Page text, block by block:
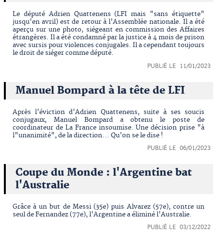
Le député Adrien Quattenens (LFI mais "sans étiquette"
jusqu'en avril) est de retour à l'Assemblée nationale. Il a été
aperçu sur une photo, siégeant en commission des Affaires
étrangères. Il a été condamné par la justice à 4 mois de prison
avec sursis pour violences conjugales. Il a cependant toujours
le droit de siéger comme député.
PUBLIÉ LE 11/01/2023
Manuel Bompard à la tête de LFI
Après l'éviction d'Adrien Quattenens, suite à ses soucis
conjugaux, Manuel Bompard a obtenu le poste de
coordinateur de La France insoumise. Une décision prise "à
l"unanimité", de la direction... Qu'on se le dise !
PUBLIÉ LE 06/01/2023
Coupe du Monde : l'Argentine bat
l'Australie
Grâce à un but de Messi (35e) puis Alvarez (57e), contre un
seul de Fernandez (77e), l'Argentine a éliminé l'Australie.
PUBLIÉ LE 03/12/2022